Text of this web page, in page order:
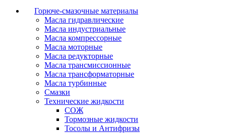
Горюче-смазочные материалы
Масла гидравлические
Масла индустриальные
Масла компрессорные
Масла моторные
Масла редукторные
Масла трансмиссионные
Масла трансформаторные
Масла турбинные
Смазки
Технические жидкости
СОЖ
Тормозные жидкости
Тосолы и Антифризы